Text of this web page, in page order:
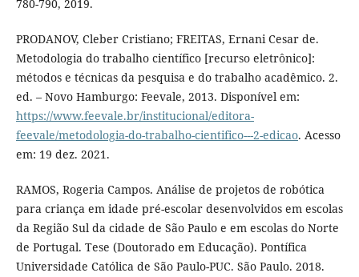
780-790, 2019.
PRODANOV, Cleber Cristiano; FREITAS, Ernani Cesar de.
Metodologia do trabalho científico [recurso eletrônico]:
métodos e técnicas da pesquisa e do trabalho acadêmico. 2.
ed. – Novo Hamburgo: Feevale, 2013. Disponível em:
https://www.feevale.br/institucional/editora-
feevale/metodologia-do-trabalho-cientifico---2-edicao. Acesso
em: 19 dez. 2021.
RAMOS, Rogeria Campos. Análise de projetos de robótica
para criança em idade pré-escolar desenvolvidos em escolas
da Região Sul da cidade de São Paulo e em escolas do Norte
de Portugal. Tese (Doutorado em Educação). Pontífica
Universidade Católica de São Paulo-PUC. São Paulo. 2018.